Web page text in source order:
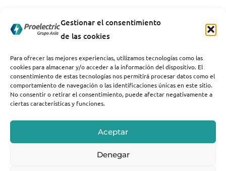
Gestionar el consentimiento
de las cookies
Para ofrecer las mejores experiencias, utilizamos tecnologías como las
cookies para almacenar y/o acceder a la información del dispositivo. El
consentimiento de estas tecnologías nos permitirá procesar datos como el
comportamiento de navegación o las identificaciones únicas en este sitio.
No consentir o retirar el consentimiento, puede afectar negativamente a
ciertas características y funciones.
Aceptar
Denegar
Cómo afecta el aumento de la demanda
energética a la recarga de vehículos